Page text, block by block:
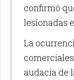
confirmó
lesionadas
La
audacia de